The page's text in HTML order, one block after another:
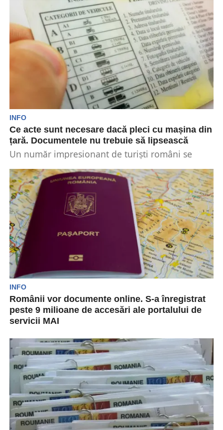
format electronic....
INFO
Ce acte sunt necesare dacă pleci cu mașina din
țară. Documentele nu trebuie să lipsească
Un număr impresionant de turiști români se
Documentele necesare...
INFO
Românii vor documente online. S-a înregistrat
peste 9 milioane de accesări ale portalului de
servicii MAI
avantajele digitalizării. Portalul de servicii
online...